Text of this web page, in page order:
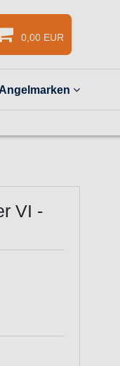
0,00 EUR
Angelmarken
VI -